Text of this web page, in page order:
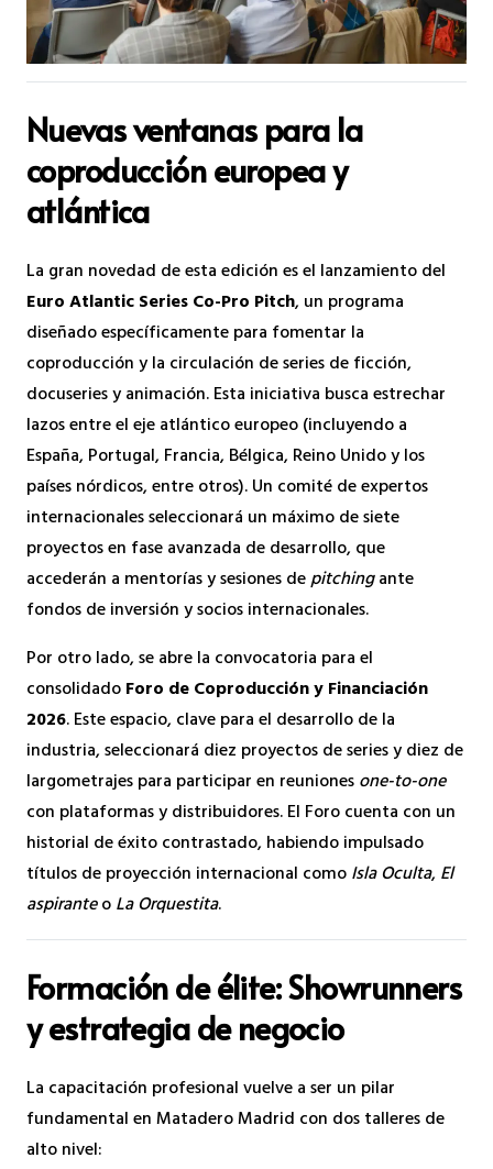
Nuevas ventanas para la
coproducción europea y
atlántica
La gran novedad de esta edición es el lanzamiento del
Euro Atlantic Series Co-Pro Pitch, un programa
diseñado específicamente para fomentar la
coproducción y la circulación de series de ficción,
docuseries y animación. Esta iniciativa busca estrechar
lazos entre el eje atlántico europeo (incluyendo a
España, Portugal, Francia, Bélgica, Reino Unido y los
países nórdicos, entre otros). Un comité de expertos
internacionales seleccionará un máximo de siete
proyectos en fase avanzada de desarrollo, que
accederán a mentorías y sesiones depitchingante
fondos de inversión y socios internacionales.
Por otro lado, se abre la convocatoria para el
consolidadoForo de Coproducción y Financiación
2026. Este espacio, clave para el desarrollo de la
industria, seleccionará diez proyectos de series y diez de
largometrajes para participar en reunionesone-to-one
con plataformas y distribuidores. El Foro cuenta con un
historial de éxito contrastado, habiendo impulsado
títulos de proyección internacional comoIsla Oculta,El
aspiranteoLa Orquestita.
Formación de élite: Showrunners
y estrategia de negocio
La capacitación profesional vuelve a ser un pilar
fundamental en Matadero Madrid con dos talleres de
alto nivel: